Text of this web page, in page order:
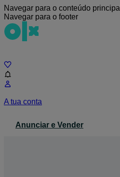
Navegar para o conteúdo principal
Navegar para o footer
A tua conta
Anunciar e Vender